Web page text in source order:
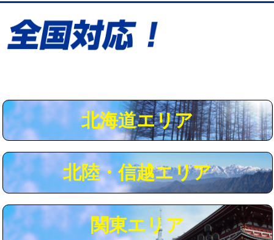
給水管工事※（土の掘削・埋め戻し作
業)
用（追加）/3ｍ超え)
給水管工事※（ライニング鋼管・銅
44,000円
給水管工事※（ライニング鋼管・銅
管・ポリ管・HT管使用/3ｍ超え)
+8,800円
マス交換（土の掘削・埋め戻し作業） 11,000円~
マス交換（深さ50㎝未満） 55,000円
北海道エリア
北陸・信越エリア
関東エリア